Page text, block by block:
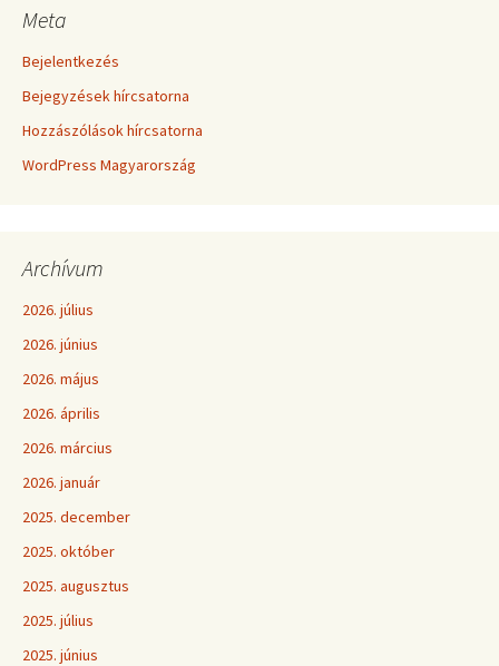
Meta
Bejelentkezés
Bejegyzések hírcsatorna
Hozzászólások hírcsatorna
WordPress Magyarország
Archívum
2026. július
2026. június
2026. május
2026. április
2026. március
2026. január
2025. december
2025. október
2025. augusztus
2025. július
2025. június